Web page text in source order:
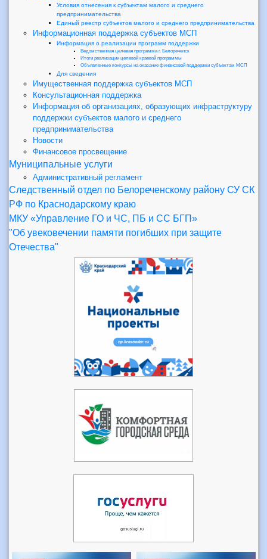
Условия отнесения к субъектам малого и среднего
предпринимательства
Единый реестр субъектов малого и среднего предпринимательства
Информационная поддержка субъектов МСП
Информация о реализации программ поддержки
Ведомственная целевая программа г. Белореченск
Итоги реализации целевой краевой программы
Объявленные конкурсы на оказание финансовой поддержки субъектам МСП
Для сведения
Имущественная поддержка субъектов МСП
Консультационная поддержка
Информация об организациях, образующих инфраструктуру
поддержки субъектов малого и среднего
предпринимательства
Новости
Финансовое просвещение
Муниципальные услуги
Административный регламент
Следственный отдел по Белореченскому району СУ СК
РФ по Краснодарскому краю
МКУ «Управление ГО и ЧС, ПБ и СС БГП»
"Об увековечении памяти погибших при защите
Отечества"